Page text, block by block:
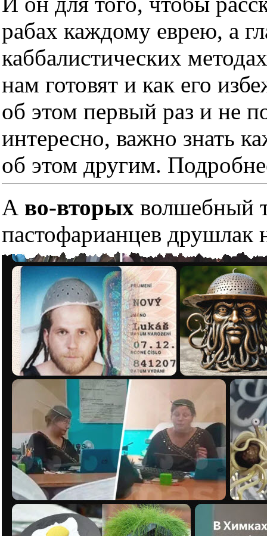
рабах каждому еврею, а
каббалистических
нам готовят и как его
об этом первый раз и не
интересно, важно знать
об этом другим.
А во-вторых волшебный
пастофарианцев друшлак